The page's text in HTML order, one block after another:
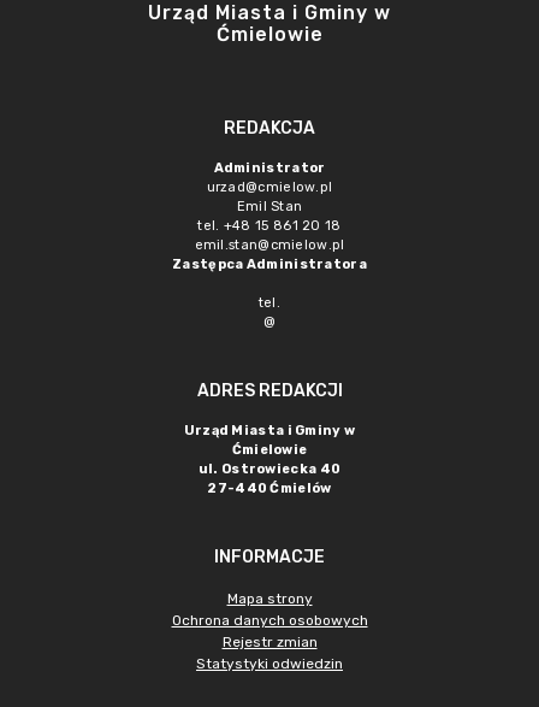
Urząd Miasta i Gminy w
Ćmielowie
REDAKCJA
Administrator
urzad@cmielow.pl
Emil Stan
tel. +48 15 861 20 18
emil.stan@cmielow.pl
Zastępca Administratora
tel.
@
ADRES REDAKCJI
Urząd Miasta i Gminy w
Ćmielowie
ul. Ostrowiecka 40
27-440 Ćmielów
INFORMACJE
Mapa strony
Ochrona danych osobowych
Rejestr zmian
Statystyki odwiedzin